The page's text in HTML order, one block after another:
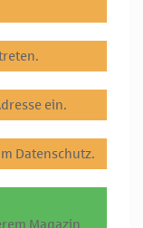
ein.
Datenschutz.
Magazin